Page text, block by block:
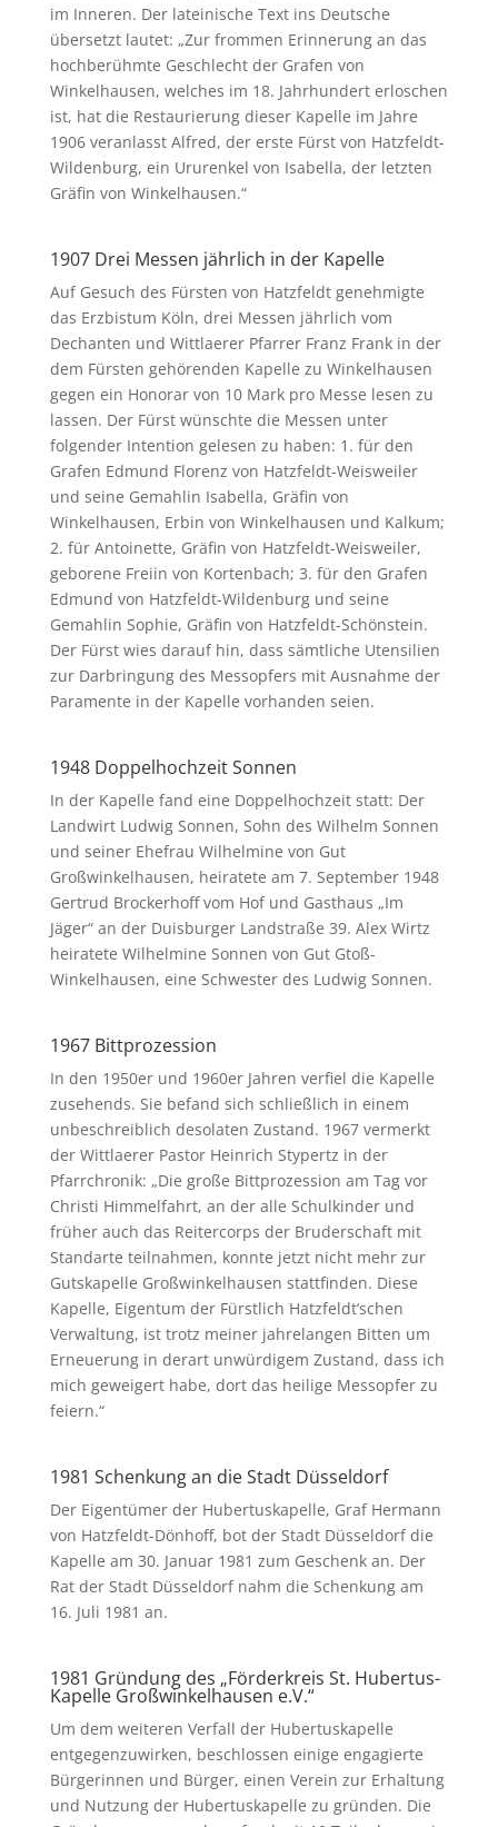
im Inneren. Der lateinische Text ins Deutsche
übersetzt lautet: „Zur frommen Erinnerung an das
hochberühmte Geschlecht der Grafen von
Winkelhausen, welches im 18. Jahrhundert erloschen
ist, hat die Restaurierung dieser Kapelle im Jahre
1906 veranlasst Alfred, der erste Fürst von Hatzfeldt-
Wildenburg, ein Ururenkel von Isabella, der letzten
Gräfin von Winkelhausen.“
1907 Drei Messen jährlich in der Kapelle
Auf Gesuch des Fürsten von Hatzfeldt genehmigte
das Erzbistum Köln, drei Messen jährlich vom
Dechanten und Wittlaerer Pfarrer Franz Frank in der
dem Fürsten gehörenden Kapelle zu Winkelhausen
gegen ein Honorar von 10 Mark pro Messe lesen zu
lassen. Der Fürst wünschte die Messen unter
folgender Intention gelesen zu haben: 1. für den
Grafen Edmund Florenz von Hatzfeldt-Weisweiler
und seine Gemahlin Isabella, Gräfin von
Winkelhausen, Erbin von Winkelhausen und Kalkum;
2. für Antoinette, Gräfin von Hatzfeldt-Weisweiler,
geborene Freiin von Kortenbach; 3. für den Grafen
Edmund von Hatzfeldt-Wildenburg und seine
Gemahlin Sophie, Gräfin von Hatzfeldt-Schönstein.
Der Fürst wies darauf hin, dass sämtliche Utensilien
zur Darbringung des Messopfers mit Ausnahme der
Paramente in der Kapelle vorhanden seien.
1948 Doppelhochzeit Sonnen
In der Kapelle fand eine Doppelhochzeit statt: Der
Landwirt Ludwig Sonnen, Sohn des Wilhelm Sonnen
und seiner Ehefrau Wilhelmine von Gut
Großwinkelhausen, heiratete am 7. September 1948
Gertrud Brockerhoff vom Hof und Gasthaus „Im
Jäger“ an der Duisburger Landstraße 39. Alex Wirtz
heiratete Wilhelmine Sonnen von Gut Gtoß-
Winkelhausen, eine Schwester des Ludwig Sonnen.
1967 Bittprozession
In den 1950er und 1960er Jahren verfiel die Kapelle
zusehends. Sie befand sich schließlich in einem
unbeschreiblich desolaten Zustand. 1967 vermerkt
der Wittlaerer Pastor Heinrich Stypertz in der
Pfarrchronik: „Die große Bittprozession am Tag vor
Christi Himmelfahrt, an der alle Schulkinder und
früher auch das Reitercorps der Bruderschaft mit
Standarte teilnahmen, konnte jetzt nicht mehr zur
Gutskapelle Großwinkelhausen stattfinden. Diese
Kapelle, Eigentum der Fürstlich Hatzfeldt’schen
Verwaltung, ist trotz meiner jahrelangen Bitten um
Erneuerung in derart unwürdigem Zustand, dass ich
mich geweigert habe, dort das heilige Messopfer zu
feiern.“
1981 Schenkung an die Stadt Düsseldorf
Der Eigentümer der Hubertuskapelle, Graf Hermann
von Hatzfeldt-Dönhoff, bot der Stadt Düsseldorf die
Kapelle am 30. Januar 1981 zum Geschenk an. Der
Rat der Stadt Düsseldorf nahm die Schenkung am
16. Juli 1981 an.
1981 Gründung des „Förderkreis St. Hubertus-
Kapelle Großwinkelhausen e.V.“
Um dem weiteren Verfall der Hubertuskapelle
entgegenzuwirken, beschlossen einige engagierte
Bürgerinnen und Bürger, einen Verein zur Erhaltung
und Nutzung der Hubertuskapelle zu gründen. Die